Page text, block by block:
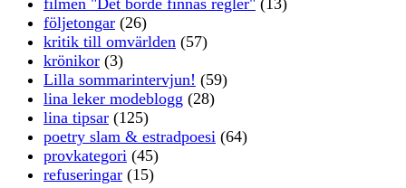
filmen "Det borde finnas regler" (13)
följetongar (26)
kritik till omvärlden (57)
krönikor (3)
Lilla sommarintervjun! (59)
lina leker modeblogg (28)
lina tipsar (125)
poetry slam & estradpoesi (64)
provkategori (45)
refuseringar (15)